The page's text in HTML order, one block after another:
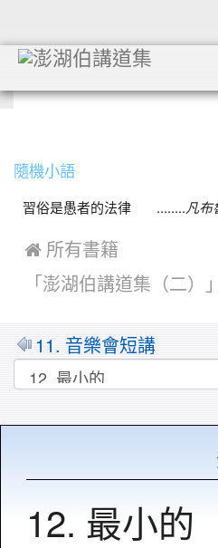
隨機小語
習俗是愚者的法律 ........凡布
 所有書籍
「澎湖伯講道集（二）
11. 音樂會短講
12. 最小的